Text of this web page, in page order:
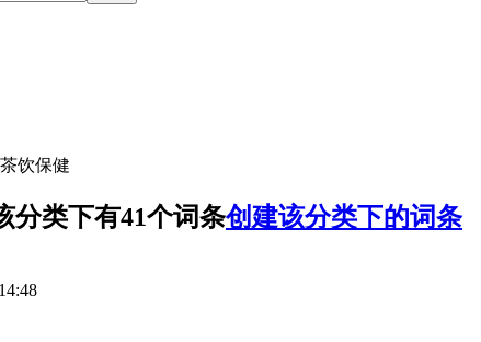
饮保健
分类下有41个词条创建该分类下的词条